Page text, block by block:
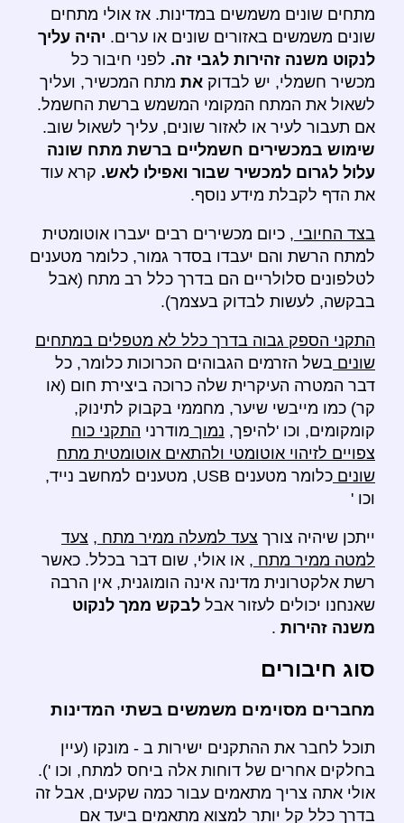
מתחים שונים משמשים במדינות. אז אולי מתחים
שונים משמשים באזורים שונים או ערים. יהיה עליך
לנקוט משנה זהירות לגבי זה. לפני חיבור כל
מכשיר חשמלי, יש לבדוק את מתח המכשיר, ועליך
לשאול את המתח המקומי המשמש ברשת החשמל.
אם תעבור לעיר או לאזור שונים, עליך לשאול שוב.
שימוש במכשירים חשמליים ברשת מתח שונה
עלול לגרום למכשיר שבור ואפילו לאש. קרא עוד
את הדף לקבלת מידע נוסף.
בצד החיובי , כיום מכשירים רבים יעברו אוטומטית
למתח הרשת והם יעבדו בסדר גמור, כלומר מטענים
לטלפונים סלולריים הם בדרך כלל רב מתח (אבל
בבקשה, לעשות לבדוק בעצמך).
התקני הספק גבוה בדרך כלל לא מטפלים במתחים
שונים בשל הזרמים הגבוהים הכרוכות כלומר, כל
דבר המטרה העיקרית שלה כרוכה ביצירת חום (או
קר) כמו מייבשי שיער, מחממי בקבוק לתינוק,
קומקומים, וכו 'להיפך, נמוך מודרני התקני כוח
צפויים לזיהוי אוטומטי ולהתאים אוטומטית מתח
שונים
כלומר מטענים USB, מטענים למחשב נייד,
וכו '
ייתכן שיהיה צורך צעד למעלה ממיר מתח , צעד
למטה ממיר מתח , או אולי, שום דבר בכלל. כאשר
רשת אלקטרונית מדינה אינה הומוגנית, אין הרבה
שאנחנו יכולים לעזור אבל לבקש ממך לנקוט
משנה זהירות .
סוג חיבורים
מחברים מסוימים משמשים בשתי המדינות
תוכל לחבר את ההתקנים ישירות ב - מונקו (עיין
בחלקים אחרים של דוחות אלה ביחס למתח, וכו ').
אולי אתה צריך מתאמים עבור כמה שקעים, אבל זה
בדרך כלל קל יותר למצוא מתאמים ביעד אם